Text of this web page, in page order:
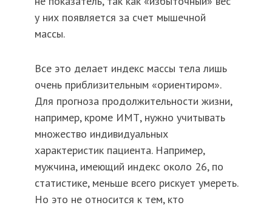
у них появляется за счет мышечной
массы.
Все это делает индекс массы тела лишь
очень приблизительным «ориентиром».
Для прогноза продолжительности жизни,
например, кроме ИМТ, нужно учитывать
множество индивидуальных
характеристик пациента. Например,
мужчина, имеющий индекс около 26, по
статистике, меньше всего рискует умереть.
Но это не относится к тем, кто